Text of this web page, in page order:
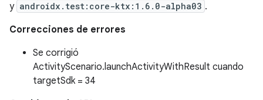
y androidx.test:core-ktx:1.6.0-alpha03 .
Correcciones de errores
Se corrigió
ActivityScenario.launchActivityWithResult cuando
targetSdk = 34